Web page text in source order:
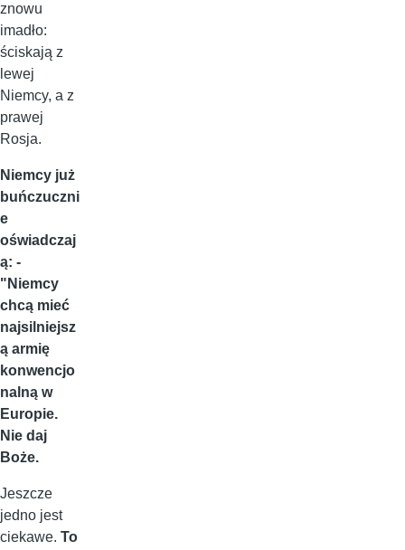
znowu
imadło:
ściskają z
lewej
Niemcy, a z
prawej
Rosja.
Niemcy już
buńczuczni
e
oświadczaj
ą: -
"Niemcy
chcą mieć
najsilniejsz
ą armię
konwencjo
nalną w
Europie.
Nie daj
Boże.
Jeszcze
jedno jest
ciekawe. To